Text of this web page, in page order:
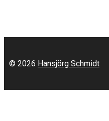
© 2026 Hansjörg Schmidt